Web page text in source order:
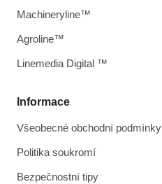
Informace
Všeobecné obchodní podmínky
Politika soukromí
Bezpečnostní tipy
Machineryline™
Agroline™
Linemedia Digital ™